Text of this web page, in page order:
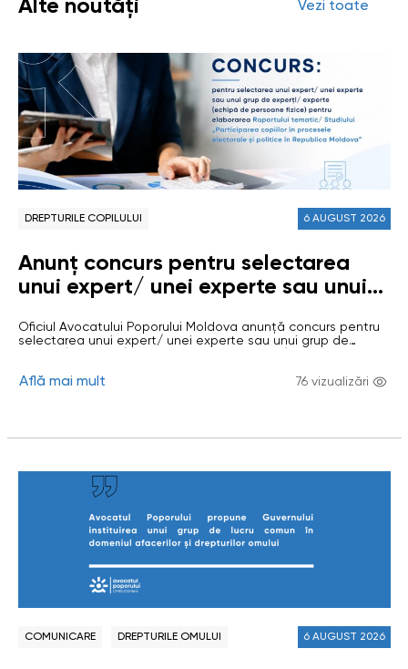
Alte noutăți Vezi toate
DREPTURILE COPILULUI 6 AUGUST 2026
Anunț concurs pentru selectarea
unui expert/ unei experte sau unui
persoane fizice) pentru elaborarea
„Participarea copiilor în procesele
Oficiul Avocatului Poporului Moldova anunță concurs pentru
selectarea unui expert/ unei experte sau unui grup de
copiilor în procesele electorale și politice în Republica
Află mai mult 76 vizualizări
COMUNICARE DREPTURILE OMULUI 6 AUGUST 2026